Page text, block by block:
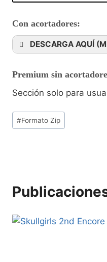
Con acortadores:
DESCARGA AQUÍ
Premium sin
Sección solo para
#Formato Zip